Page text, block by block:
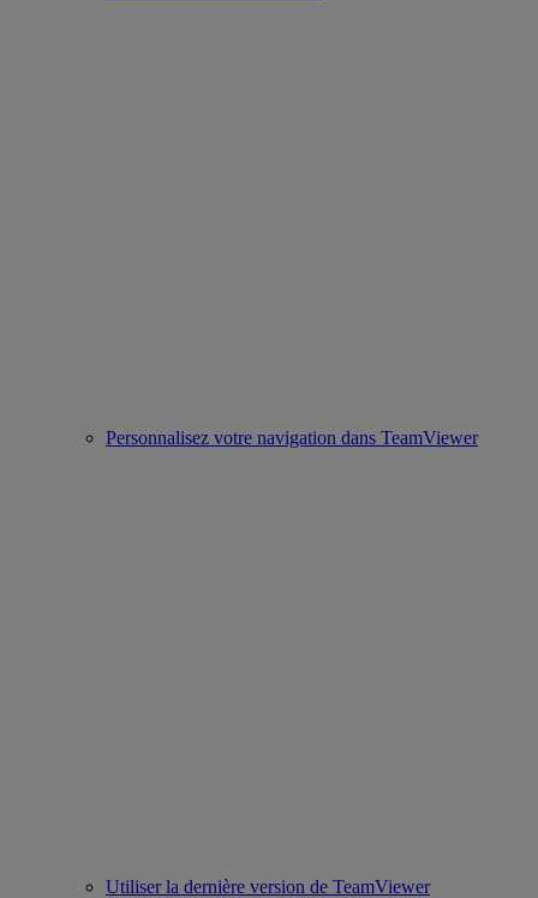
Personnalisez votre navigation dans TeamViewer
Utiliser la dernière version de TeamViewer